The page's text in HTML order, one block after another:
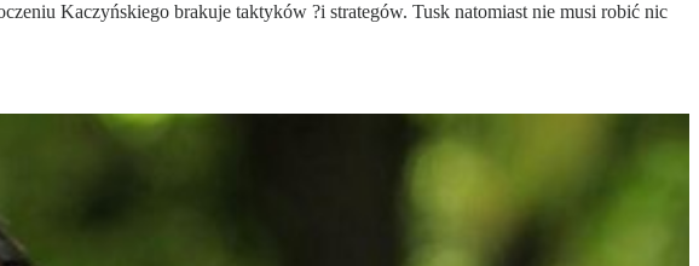
Kaczyńskiego brakuje taktyków ?i strategów. Tusk natomiast nie musi robić nic